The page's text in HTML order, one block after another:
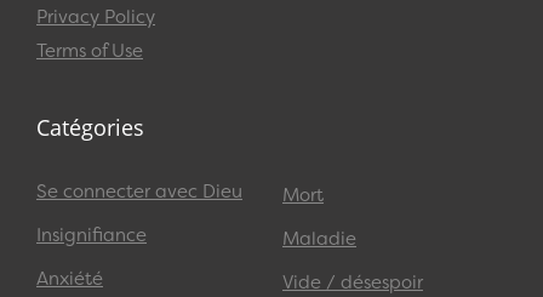
Privacy Policy
Terms of Use
Catégories
Se connecter avec Dieu
Insignifiance
Anxiété
Mort
Maladie
Vide / désespoir